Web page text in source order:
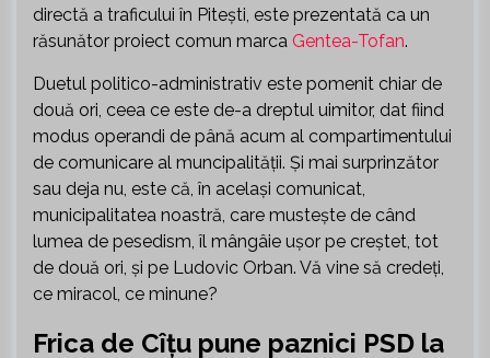
directă a traficului în Pitești, este prezentată ca un
răsunător proiect comun marca Gentea-Tofan.
Duetul politico-administrativ este pomenit chiar de
două ori, ceea ce este de-a dreptul uimitor, dat fiind
modus operandi de până acum al compartimentului
de comunicare al muncipalității. Și mai surprinzător
sau deja nu, este că, în același comunicat,
municipalitatea noastră, care mustește de când
lumea de pesedism, îl mângâie ușor pe creștet, tot
de două ori, și pe Ludovic Orban. Vă vine să credeți,
ce miracol, ce minune?
Frica de Cîțu pune paznici PSD la